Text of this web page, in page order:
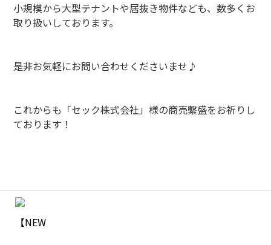
小規模から大型テナントや居抜き物件なども、数多くお
取り扱いしております。
是非お気軽にお問い合わせくださいませ♪
これからも「セック株式会社」様の商売繫盛をお祈りし
ております！